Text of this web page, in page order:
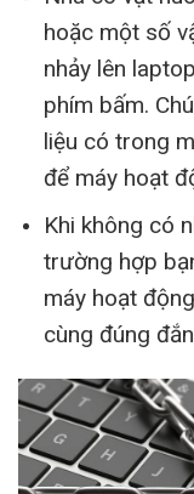
hoặc một số
nhảy lên
phím bấm.
liệu có trong
để máy hoạt
Khi không có
trường hợp
máy hoạt
cùng đúng